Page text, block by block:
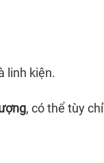
linh kiện.
, có thể tùy